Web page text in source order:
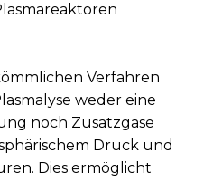
Verfahren
weder eine
noch Zusatzgase
Druck und
Dies ermöglicht